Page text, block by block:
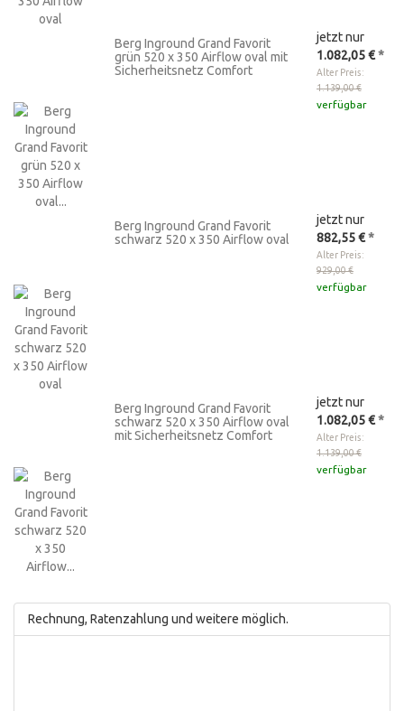
Berg Inground Grand Favorit
grün 520 x 350 Airflow oval mit
Sicherheitsnetz Comfort
jetzt nur
1.082,05 €*
Alter Preis:
1.139,00 €
verfügbar
Berg Inground Grand Favorit
schwarz 520 x 350 Airflow oval
jetzt nur
882,55 €*
Alter Preis:
929,00 €
verfügbar
Berg Inground Grand Favorit
schwarz 520 x 350 Airflow oval
mit Sicherheitsnetz Comfort
jetzt nur
1.082,05 €*
Alter Preis:
1.139,00 €
verfügbar
Rechnung, Ratenzahlung und weitere möglich.